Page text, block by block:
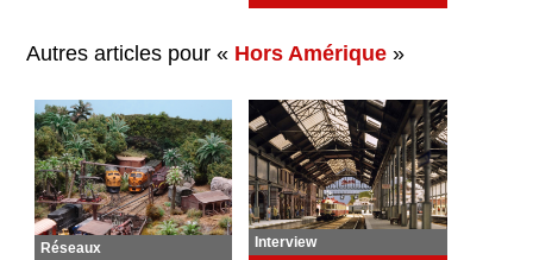
Autres articles pour « Hors Amérique »
Réseaux Interview